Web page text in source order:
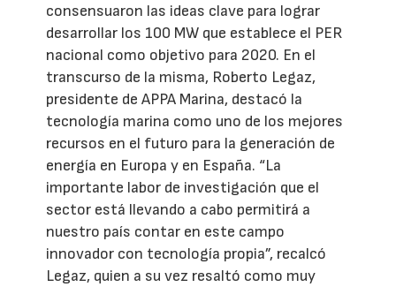
consensuaron las ideas clave para lograr
desarrollar los 100 MW que establece el PER
nacional como objetivo para 2020. En el
transcurso de la misma, Roberto Legaz,
presidente de APPA Marina, destacó la
tecnología marina como uno de los mejores
recursos en el futuro para la generación de
energía en Europa y en España. “La
importante labor de investigación que el
sector está llevando a cabo permitirá a
nuestro país contar en este campo
innovador con tecnología propia”, recalcó
Legaz, quien a su vez resaltó como muy